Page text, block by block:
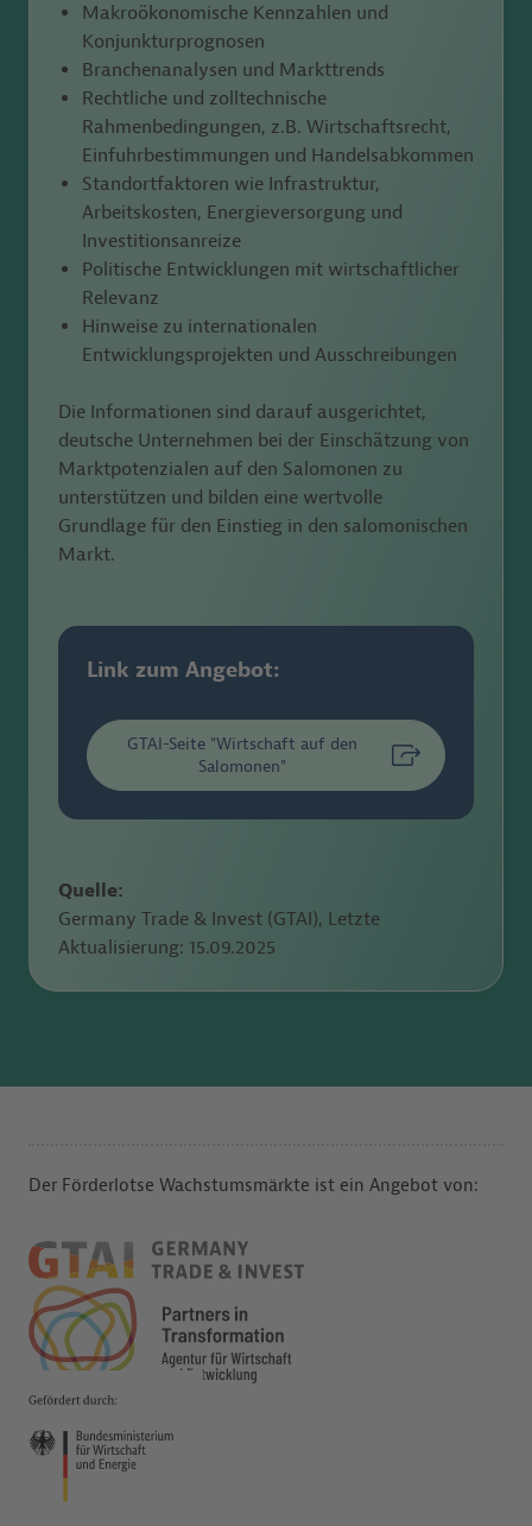
Makroökonomische Kennzahlen und
Konjunkturprognosen
Branchenanalysen und Markttrends
Rechtliche und zolltechnische
Rahmenbedingungen, z.B. Wirtschaftsrecht,
Einfuhrbestimmungen und Handelsabkommen
Standortfaktoren wie Infrastruktur,
Arbeitskosten, Energieversorgung und
Investitionsanreize
Politische Entwicklungen mit wirtschaftlicher
Relevanz
Hinweise zu internationalen
Entwicklungsprojekten und Ausschreibungen
Die Informationen sind darauf ausgerichtet,
deutsche Unternehmen bei der Einschätzung von
Marktpotenzialen auf den Salomonen zu
unterstützen und bilden eine wertvolle
Grundlage für den Einstieg in den salomonischen
Markt.
Link zum Angebot:
GTAI-Seite "Wirtschaft auf den
Salomonen"
Quelle:
Germany Trade & Invest (GTAI), Letzte
Aktualisierung: 15.09.2025
Der Förderlotse Wachstumsmärkte ist ein Angebot von: